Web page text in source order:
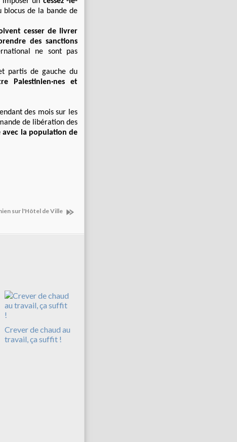
de la bande de
cesser de livrer
des sanctions
ne sont pas
partis de gauche du
Palestinien·nes et
des mois sur les
de libération des
avec la population de
sur l'Hôtel de Ville
Crever de chaud au
travail, ça suffit !